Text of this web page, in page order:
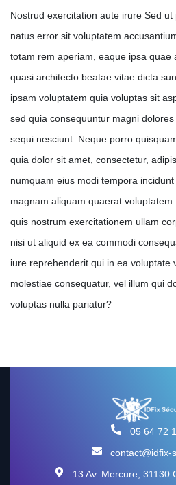
Nostrud exercitation aute irure Sed
natus error sit voluptatem
totam rem aperiam, eaque ipsa quae
quasi architecto beatae vitae dicta
ipsam voluptatem quia voluptas sit
sed quia consequuntur magni
sequi nesciunt. Neque porro
quia dolor sit amet, consectetur,
numquam eius modi tempora
magnam aliquam quaerat
quis nostrum exercitationem ullam
nisi ut aliquid ex ea commodi
iure reprehenderit qui in ea voluptate
molestiae consequatur, vel illum qui
voluptas nulla pariatur?
05 64 72
contact@idfix-
13 Av. Mercure, 31130